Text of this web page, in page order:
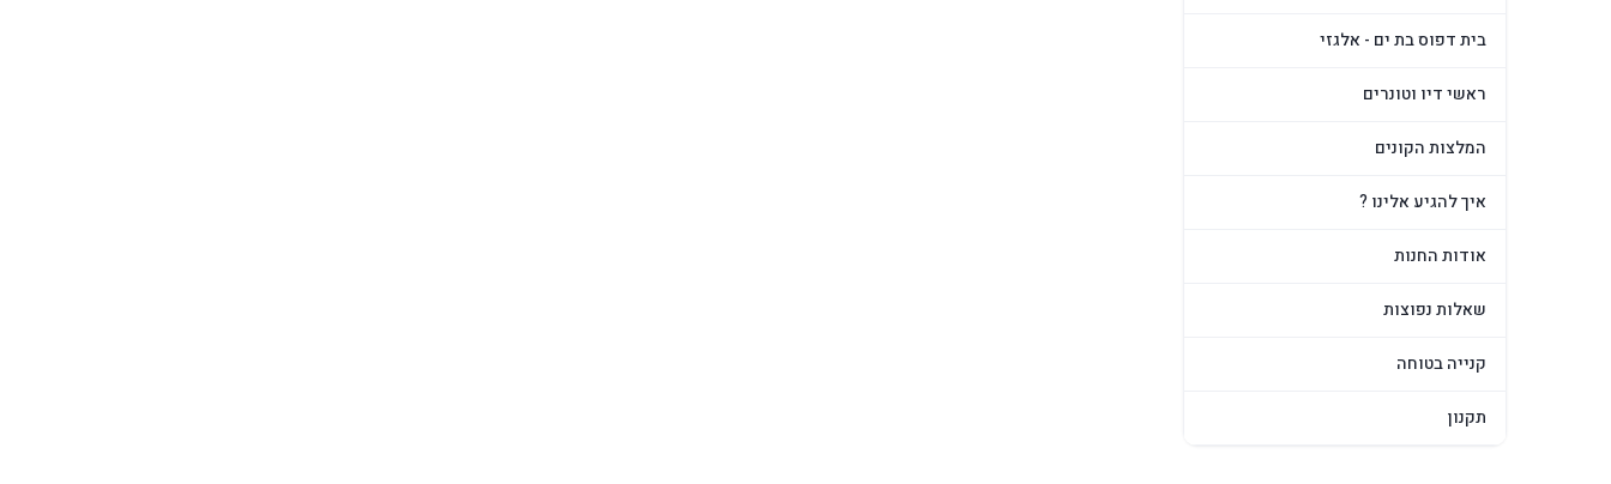
בית דפוס בת ים - אלגזי
ראשי דיו וטונרים
המלצות הקונים
איך להגיע אלינו ?
אודות החנות
שאלות נפוצות
קנייה בטוחה
תקנון